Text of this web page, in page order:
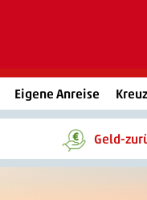
Eigene Anreise
Geld-